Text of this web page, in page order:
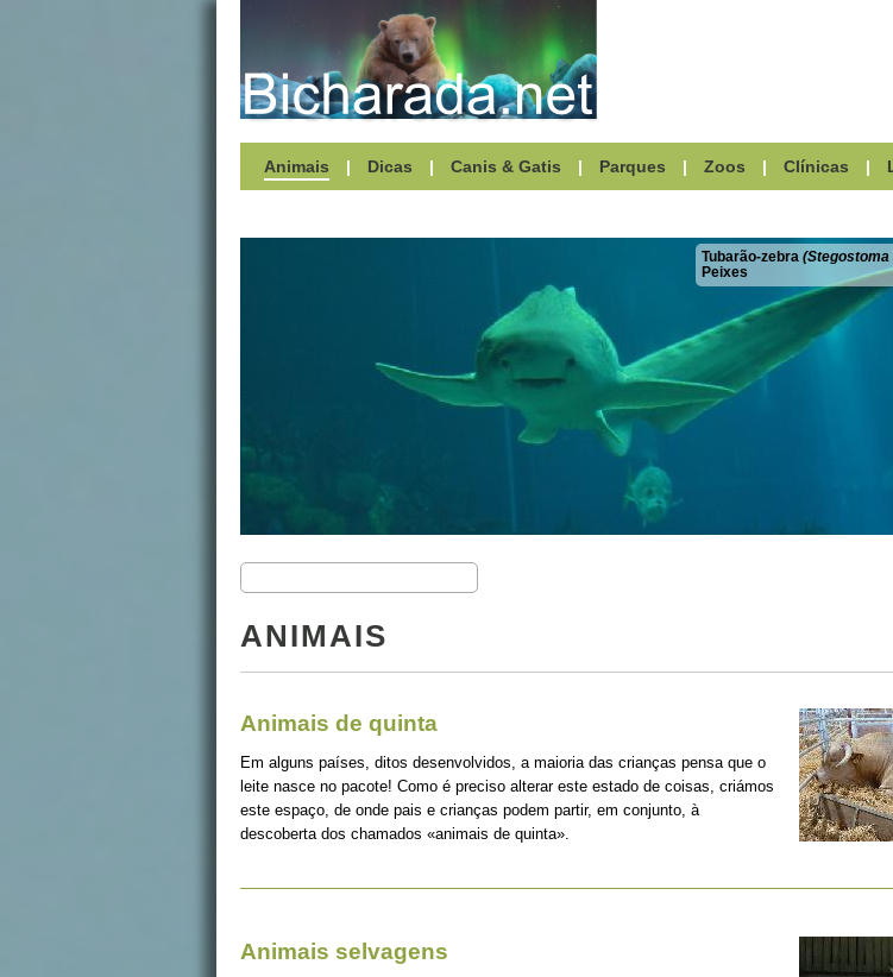
Animais | Dicas | Canis & Gatis | Parques | Zoos | Clínicas |
Tubarão-zebra
Peixes
ANIMAIS
Animais de quinta
Em alguns países, ditos desenvolvidos, a maioria das crianças pensa que o
leite nasce no pacote! Como é preciso alterar este estado de coisas, criámos
este espaço, de onde pais e crianças podem partir, em conjunto, à
descoberta dos chamados «animais de quinta».
Animais selvagens